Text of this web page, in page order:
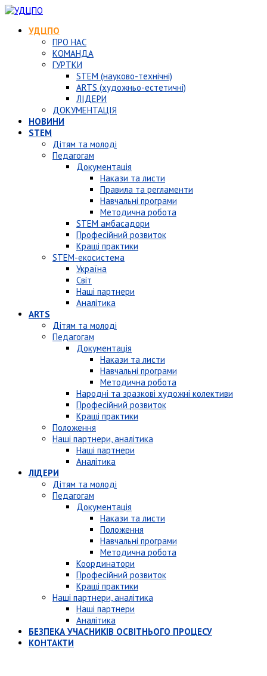
УДЦПО
ПРО НАС
КОМАНДА
ГУРТКИ
STEM (науково-технічні)
ARTS (художньо-естетичні)
ЛІДЕРИ
ДОКУМЕНТАЦІЯ
НОВИНИ
STEM
Дітям та молоді
Педагогам
Документація
Накази та листи
Правила та регламенти
Навчальні програми
Методична робота
STEM амбасадори
Професійний розвиток
Кращі практики
STEM-екосистема
Україна
Світ
Наші партнери
Аналітика
ARTS
Дітям та молоді
Педагогам
Документація
Накази та листи
Навчальні програми
Методична робота
Народні та зразкові художні колективи
Професійний розвиток
Кращі практики
Положення
Наші партнери, аналітика
Наші партнери
Аналітика
ЛІДЕРИ
Дітям та молоді
Педагогам
Документація
Накази та листи
Положення
Навчальні програми
Методична робота
Координатори
Професійний розвиток
Кращі практики
Наші партнери, аналітика
Наші партнери
Аналітика
БЕЗПЕКА УЧАСНИКІВ ОСВІТНЬОГО ПРОЦЕСУ
КОНТАКТИ